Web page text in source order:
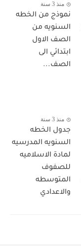
منذ 3 سنة
نموذج من الخطه
السنويه من
الصف الاول
ابتدائي الى
الصف...
منذ 3 سنة
جدول الخطه
السنويه المدرسيه
لمادة الاسلاميه
للصفوف
المتوسطه
والاعدادي